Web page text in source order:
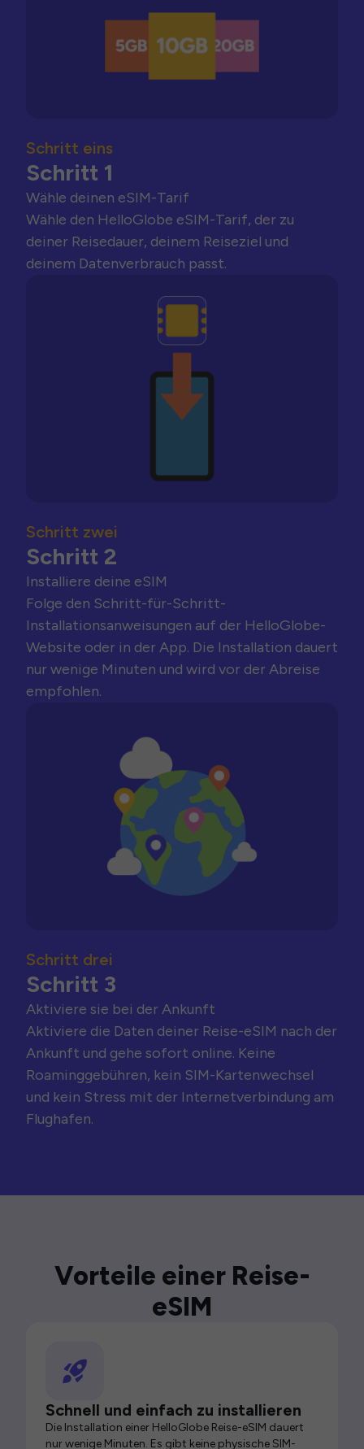
Schritt eins
Schritt 1
Wähle deinen eSIM-Tarif
Wähle den HelloGlobe eSIM-Tarif, der zu
deiner Reisedauer, deinem Reiseziel und
deinem Datenverbrauch passt.
Schritt zwei
Schritt 2
Installiere deine eSIM
Folge den Schritt-für-Schritt-
Installationsanweisungen auf der HelloGlobe-
Website oder in der App. Die Installation dauert
nur wenige Minuten und wird vor der Abreise
empfohlen.
Schritt drei
Schritt 3
Aktiviere sie bei der Ankunft
Aktiviere die Daten deiner Reise-eSIM nach der
Ankunft und gehe sofort online. Keine
Roaminggebühren, kein SIM-Kartenwechsel
und kein Stress mit der Internetverbindung am
Flughafen.
Vorteile einer Reise-
eSIM
Schnell und einfach zu installieren
Die Installation einer HelloGlobe Reise-eSIM dauert
nur wenige Minuten. Es gibt keine physische SIM-